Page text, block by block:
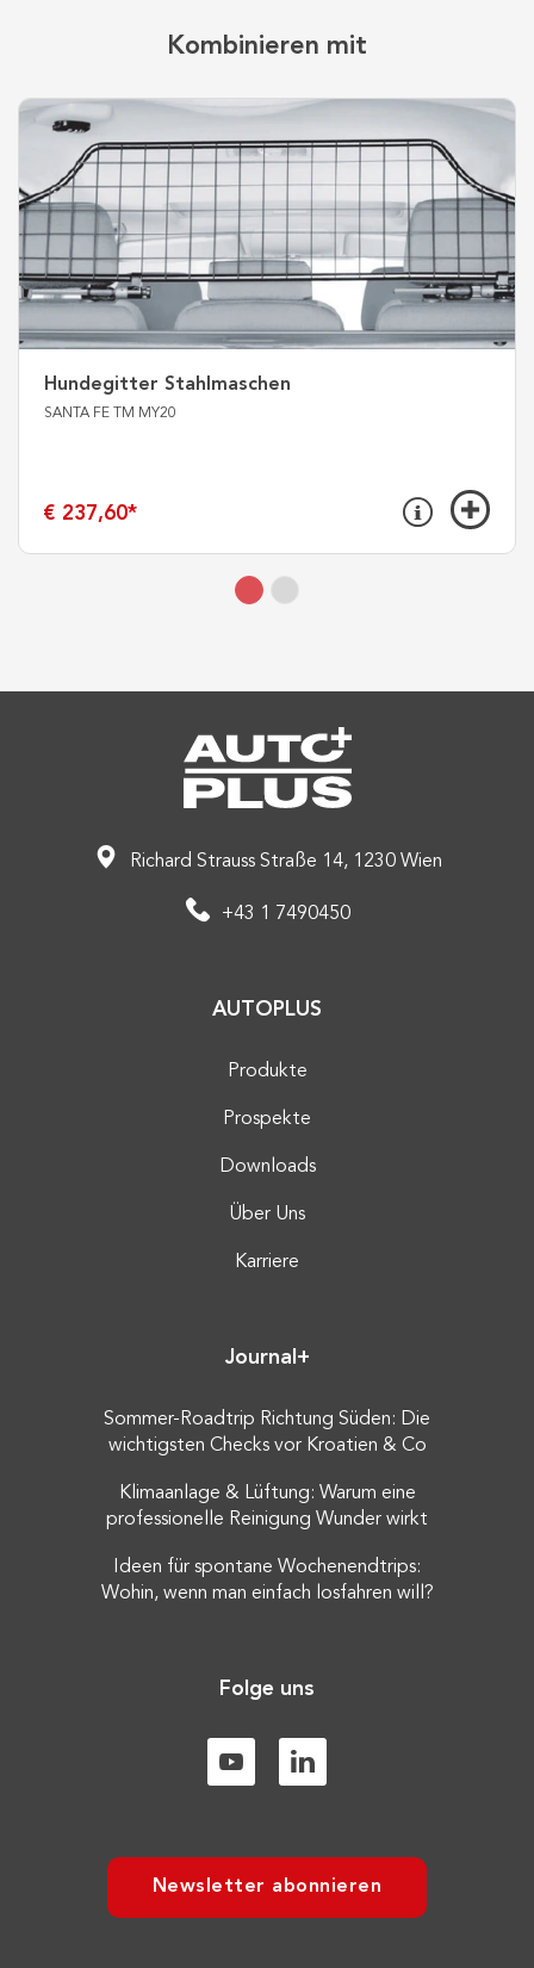
Kombinieren mit
Hundegitter Stahlmaschen
SANTA FE TM MY20
€ 237,60*
Richard Strauss Straße 14, 1230 Wien
+43 1 7490450
AUTOPLUS
Produkte
Prospekte
Downloads
Über Uns
Karriere
Journal+
Sommer-Roadtrip Richtung Süden: Die
wichtigsten Checks vor Kroatien & Co
Klimaanlage & Lüftung: Warum eine
professionelle Reinigung Wunder wirkt
Ideen für spontane Wochenendtrips:
Wohin, wenn man einfach losfahren will?
Folge uns
Newsletter abonnieren